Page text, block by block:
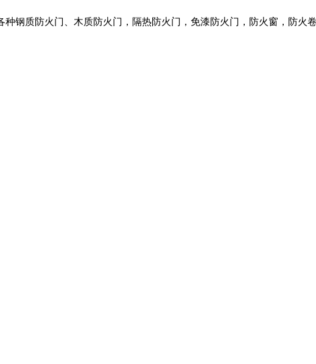
钢质防火门、木质防火门，隔热防火门，免漆防火门，防火窗，防火